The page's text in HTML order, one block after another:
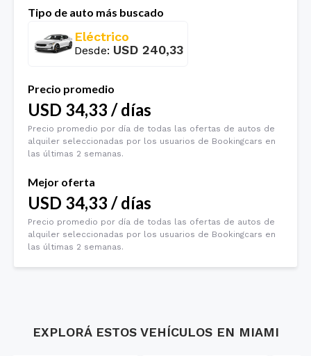
Tipo de auto más buscado
Eléctrico
Desde: USD 240,33
Precio promedio
USD 34,33 /días
Precio promedio por día de todas las ofertas de autos de
alquiler seleccionadas por los usuarios de Bookingcars en
las últimas 2 semanas.
Mejor oferta
USD 34,33 /días
Precio promedio por día de todas las ofertas de autos de
alquiler seleccionadas por los usuarios de Bookingcars en
las últimas 2 semanas.
EXPLORÁ ESTOS VEHÍCULOS EN MIAMI